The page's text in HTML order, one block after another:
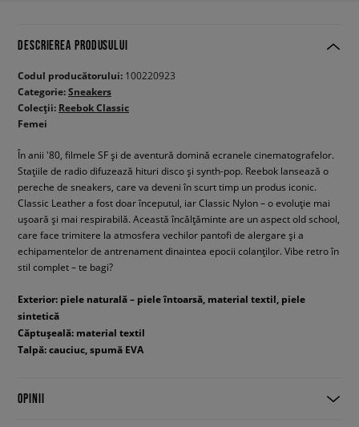
DESCRIEREA PRODUSULUI
Codul producătorului: 100220923
Categorie:Sneakers
Colecții: Reebok Classic
Femei
În anii '80, filmele SF și de aventură domină ecranele cinematografelor.
Stațiile de radio difuzează hituri disco și synth-pop. Reebok lansează o
pereche de sneakers, care va deveni în scurt timp un produs iconic.
Classic Leather a fost doar începutul, iar Classic Nylon – o evoluție mai
ușoară și mai respirabilă. Această încălțăminte are un aspect old school,
care face trimitere la atmosfera vechilor pantofi de alergare și a
echipamentelor de antrenament dinaintea epocii colanților. Vibe retro în
stil complet – te bagi?
Exterior: piele naturală – piele întoarsă, material textil, piele
sintetică
Căptușeală: material textil
Talpă: cauciuc, spumă EVA
OPINII